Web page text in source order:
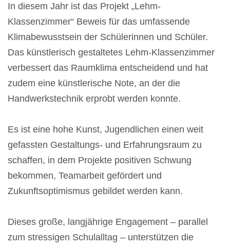
In diesem Jahr ist das Projekt „Lehm-
Klassenzimmer“ Beweis für das umfassende
Klimabewusstsein der Schülerinnen und Schüler.
Das künstlerisch gestaltetes Lehm-Klassenzimmer
verbessert das Raumklima entscheidend und hat
zudem eine künstlerische Note, an der die
Handwerkstechnik erprobt werden konnte.
Es ist eine hohe Kunst, Jugendlichen einen weit
gefassten Gestaltungs- und Erfahrungsraum zu
schaffen, in dem Projekte positiven Schwung
bekommen, Teamarbeit gefördert und
Zukunftsoptimismus gebildet werden kann.
Dieses große, langjährige Engagement – parallel
zum stressigen Schulalltag – unterstützen die